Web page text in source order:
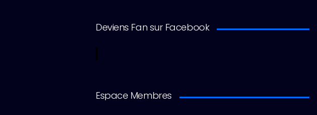
Deviens Fan sur Facebook
Espace Membres